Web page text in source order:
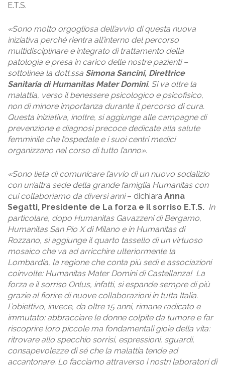
E.T.S.
«Sono molto orgogliosa dell’avvio di questa nuova
iniziativa perché rientra all’interno del percorso
multidisciplinare e integrato di trattamento della
patologia e presa in carico delle nostre pazienti –
sottolinea la dott.ssa Simona Sancini, Direttrice
Sanitaria di Humanitas Mater Domini. Si va oltre la
malattia, verso il benessere psicologico e psicofisico,
non di minore importanza durante il percorso di cura.
Questa iniziativa, inoltre, si aggiunge alle campagne di
prevenzione e diagnosi precoce dedicate alla salute
femminile che l’ospedale e i suoi centri medici
organizzano nel corso di tutto l’anno».
«Sono lieta di comunicare l’avvio di un nuovo sodalizio
con un’altra sede della grande famiglia Humanitas con
cui collaboriamo da diversi anni– dichiara Anna
Segatti, Presidente de La forza e il sorriso E.T.S. In
particolare, dopo Humanitas Gavazzeni di Bergamo,
Humanitas San Pio X di Milano e in Humanitas di
Rozzano, si aggiunge il quarto tassello di un virtuoso
mosaico che va ad arricchire ulteriormente la
Lombardia, la regione che conta più sedi e associazioni
coinvolte: Humanitas Mater Domini di Castellanza! La
forza e il sorriso Onlus, infatti, si espande sempre di più
grazie al fiorire di nuove collaborazioni in tutta Italia.
L’obiettivo, invece, da oltre 15 anni, rimane radicato e
immutato: abbracciare le donne colpite da tumore e far
riscoprire loro piccole ma fondamentali gioie della vita:
ritrovare allo specchio sorrisi, espressioni, sguardi,
consapevolezze di sé che la malattia tende ad
accantonare. Lo facciamo attraverso i nostri laboratori di